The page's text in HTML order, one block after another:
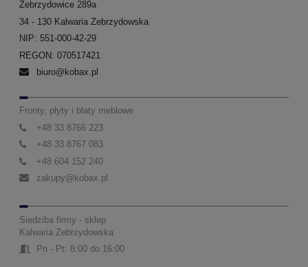
Zebrzydowice 289a
34 - 130 Kalwaria Zebrzydowska
NIP: 551-000-42-29
REGON: 070517421
biuro@kobax.pl
Fronty, płyty i blaty meblowe
+48 33 8766 223
+48 33 8767 083
+48 604 152 240
zakupy@kobax.pl
Siedziba firmy - sklep
Kalwaria Zebrzydowska
Pn - Pt: 8:00 do 16:00